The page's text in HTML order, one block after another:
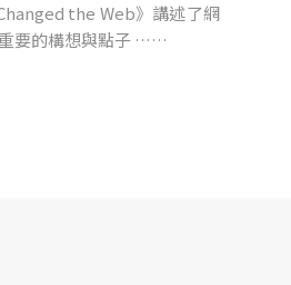
the Web》講述了網
要的構想與點子 ……